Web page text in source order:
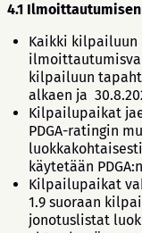
4.1
Kaikki
kilpailuun
alkaen ja
Kilpailupaikat
PDGA-ratingin
käytetään
Kilpailupaikat
1.9 suoraan
jonotuslistat